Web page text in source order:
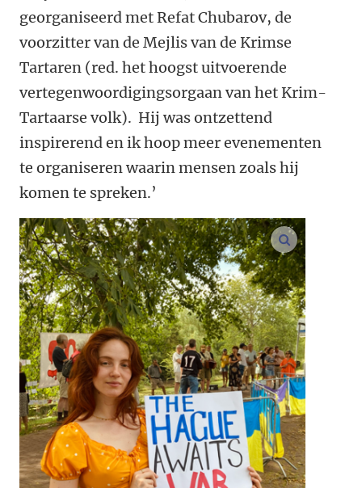
georganiseerd met Refat Chubarov, de
voorzitter van de Mejlis van de Krimse
Tartaren (red. het hoogst uitvoerende
vertegenwoordigingsorgaan van het Krim-
Tartaarse volk). Hij was ontzettend
inspirerend en ik hoop meer evenementen
te organiseren waarin mensen zoals hij
komen te spreken.’
vergroot